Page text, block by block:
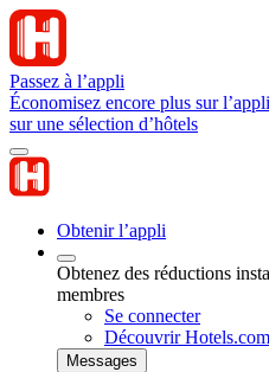
Passez à l’appli
Économisez encore plus sur
sur une sélection d’hôtels
Obtenir l’appli
Obtenez des réductions
membres
Se connecter
Découvrir
Messages